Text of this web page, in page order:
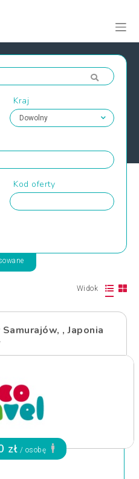
Kraj
Kod oferty
Widok
, Japonia
zł / osobę